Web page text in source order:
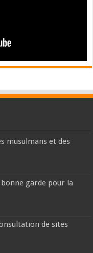
musulmans et des
garde pour la
de sites